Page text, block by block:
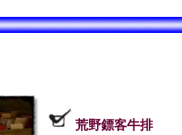
荒野鏢客牛排